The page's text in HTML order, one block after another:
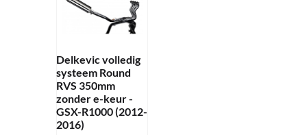
Delkevic volledig
systeem Round
RVS 350mm
zonder e-keur -
GSX-R1000 (2012-
2016)